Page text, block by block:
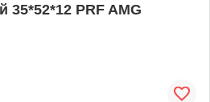
35*52*12 PRF AMG